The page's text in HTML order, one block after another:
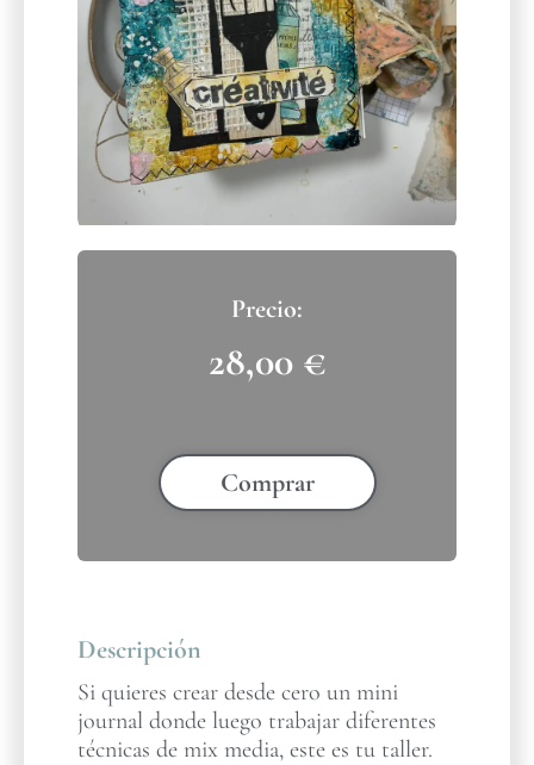
28,00 €
Comprar
Descripción
Si quieres crear desde cero un mini
journal donde luego trabajar diferentes
técnicas de mix media, este es tu taller.